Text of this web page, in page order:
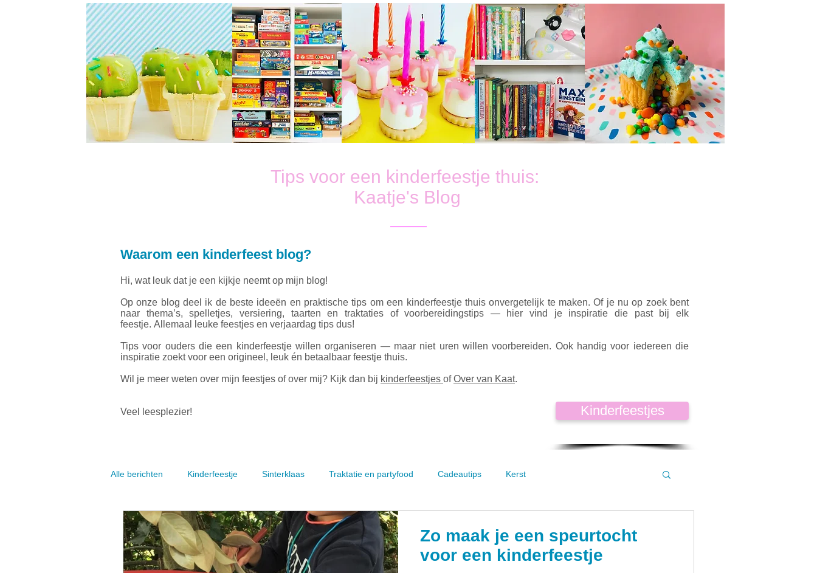
Tips voor een kinderfeestje thuis:
Kaatje's Blog
Waarom een kinderfeest blog?
Hi, wat leuk dat je een kijkje neemt op mijn blog!
Op onze blog deel ik de beste ideeën en praktische tips om een kinderfeestje thuis onvergetelijk te maken. Of je nu op zoek bent
naar thema’s, spelletjes, versiering, taarten en traktaties of voorbereidingstips — hier vind je inspiratie die past bij elk
feestje. Allemaal leuke feestjes en verjaardag tips dus!
Tips voor ouders die een kinderfeestje willen organiseren — maar niet uren willen voorbereiden. Ook handig voor iedereen die
inspiratie zoekt voor een origineel, leuk én betaalbaar feestje thuis.
Wil je meer weten over mijn feestjes of over mij? Kijk dan bij kinderfeestjes ofOver van Kaat.
Veel leesplezier! Kinderfeestjes
Alle berichten Kinderfeestje Sinterklaas Traktatie en partyfood Cadeautips Kerst
Zo maak je een speurtocht
voor een kinderfeestje